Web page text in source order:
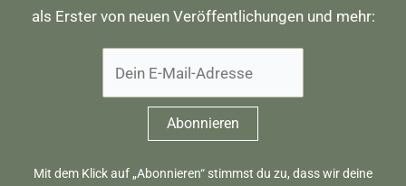
als Erster von neuen Veröffentlichungen und mehr:
Mit dem Klick auf „Abonnieren“ stimmst du zu, dass wir deine